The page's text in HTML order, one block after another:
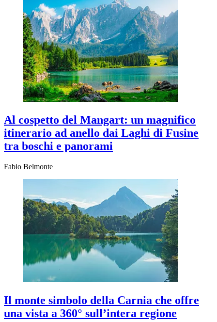
Al cospetto del Mangart: un magnifico
itinerario ad anello dai Laghi di Fusine
tra boschi e panorami
Fabio Belmonte
Il monte simbolo della Carnia che offre
una vista a 360° sull’intera regione